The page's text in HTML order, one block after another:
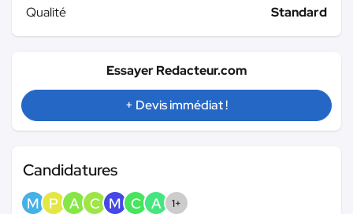
Qualité
Standard
Essayer Redacteur.com
+ Devis immédiat !
Candidatures
M P A C M C A 1+